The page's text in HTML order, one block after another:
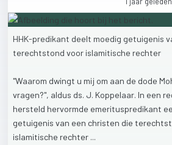
HHK-predikant deelt moedig getuigenis
terechtstond voor islamitische rechter
"Waarom dwingt u mij om aan de dode
vragen?", aldus ds. J. Koppelaar. In een
hersteld hervormde emerituspredikant
getuigenis van een christen die
islamitische rechter ...